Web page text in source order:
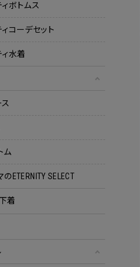
ボトムス
コーデセット
ィ水着
ム
ETERNITY SELECT
着